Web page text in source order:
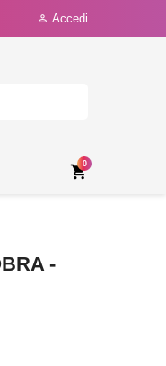
 Accedi

0
-